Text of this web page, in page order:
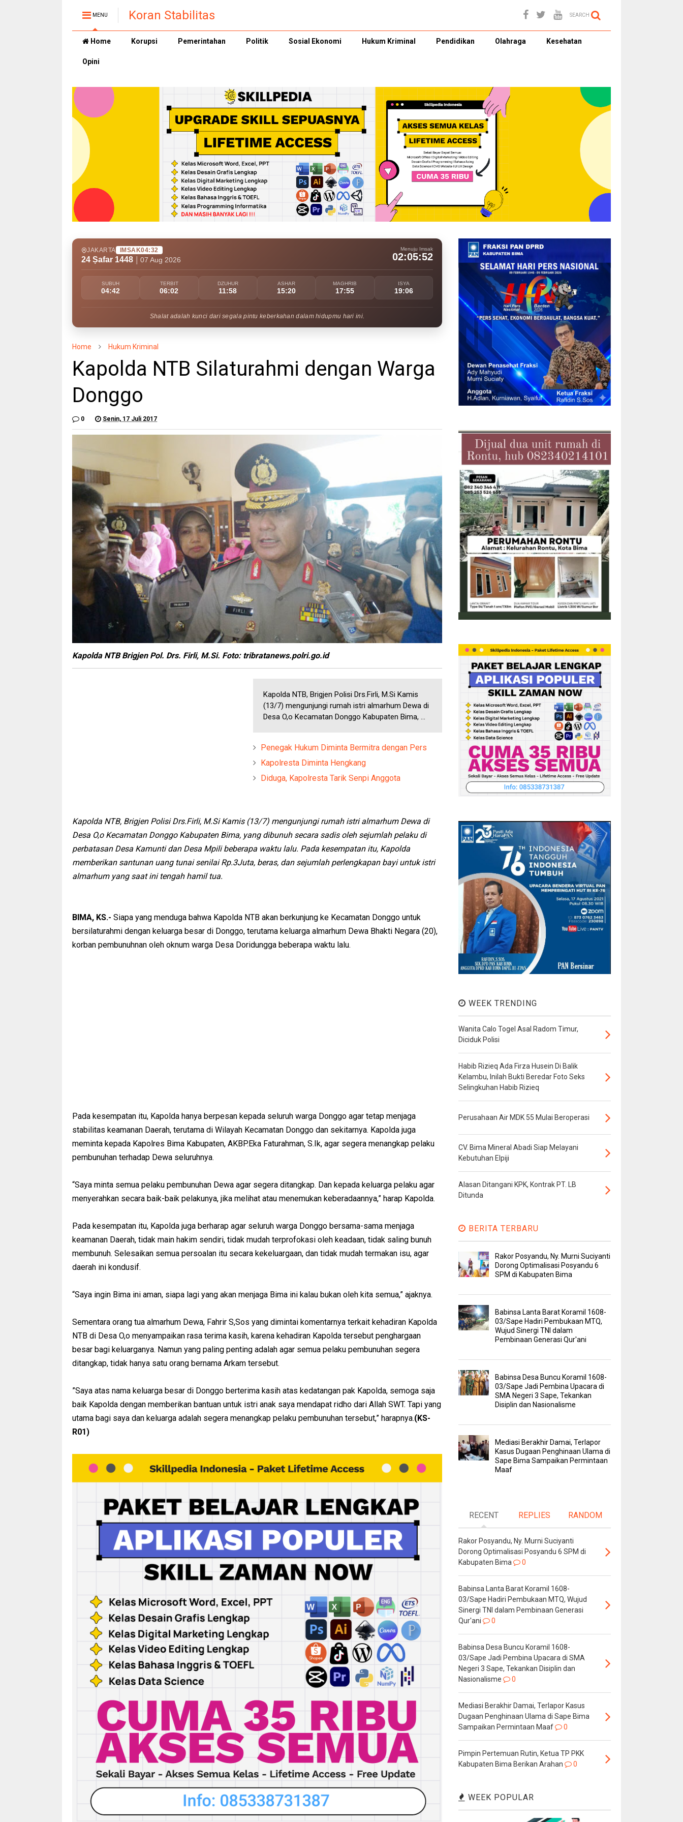
MENU Koran Stabilitas SEARCH
Home Korupsi Pemerintahan Politik Sosial Ekonomi Hukum Kriminal Pendidikan Olahraga Kesehatan
Opini
JAKARTA IMSAK04:32
24 Ṣafar 1448 07 Aug 2026
Menuju Imsak
02:05:51
SUBUH
04:42
TERBIT
06:02
DZUHUR
11:58
ASHAR
15:20
MAGHRIB
17:55
ISYA
19:06
Shalat adalah kunci dari segala pintu keberkahan dalam hidupmu hari ini.
Home Hukum Kriminal
Kapolda NTB Silaturahmi dengan Warga
Donggo
0 Senin, 17 Juli 2017
Kapolda NTB Brigjen Pol. Drs. Firli, M.Si. Foto: tribratanews.polri.go.id
Kapolda NTB, Brigjen Polisi Drs.Firli, M.Si Kamis
(13/7) mengunjungi rumah istri almarhum Dewa di
Desa O,o Kecamatan Donggo Kabupaten Bima, ...
Penegak Hukum Diminta Bermitra dengan Pers
Kapolresta Diminta Hengkang
Diduga, Kapolresta Tarik Senpi Anggota
Kapolda NTB, Brigjen Polisi Drs.Firli, M.Si Kamis (13/7) mengunjungi rumah istri almarhum Dewa di
Desa O,o Kecamatan Donggo Kabupaten Bima, yang dibunuh secara sadis oleh sejumlah pelaku di
perbatasan Desa Kamunti dan Desa Mpili beberapa waktu lalu. Pada kesempatan itu, Kapolda
memberikan santunan uang tunai senilai Rp.3Juta, beras, dan sejumlah perlengkapan bayi untuk istri
almarhum yang saat ini tengah hamil tua.
BIMA, KS.- Siapa yang menduga bahwa Kapolda NTB akan berkunjung ke Kecamatan Donggo untuk
bersilaturahmi dengan keluarga besar di Donggo, terutama keluarga almarhum Dewa Bhakti Negara (20),
korban pembunuhnan oleh oknum warga Desa Doridungga beberapa waktu lalu.
Pada kesempatan itu, Kapolda hanya berpesan kepada seluruh warga Donggo agar tetap menjaga
stabilitas keamanan Daerah, terutama di Wilayah Kecamatan Donggo dan sekitarnya. Kapolda juga
meminta kepada Kapolres Bima Kabupaten, AKBP.Eka Faturahman, S.Ik, agar segera menangkap pelaku
pembunuhan terhadap Dewa seluruhnya.
“Saya minta semua pelaku pembunuhan Dewa agar segera ditangkap. Dan kepada keluarga pelaku agar
menyerahkan secara baik-baik pelakunya, jika melihat atau menemukan keberadaannya,” harap Kapolda.
Pada kesempatan itu, Kapolda juga berharap agar seluruh warga Donggo bersama-sama menjaga
keamanan Daerah, tidak main hakim sendiri, tidak mudah terprofokasi oleh keadaan, tidak saling bunuh
membunuh. Selesaikan semua persoalan itu secara kekeluargaan, dan tidak mudah termakan isu, agar
daerah ini kondusif.
“Saya ingin Bima ini aman, siapa lagi yang akan menjaga Bima ini kalau bukan oleh kita semua,” ajaknya.
Sementara orang tua almarhum Dewa, Fahrir S,Sos yang dimintai komentarnya terkait kehadiran Kapolda
NTB di Desa O,o menyampaikan rasa terima kasih, karena kehadiran Kapolda tersebut penghargaan
besar bagi keluarganya. Namun yang paling penting adalah agar semua pelaku pembunuhan segera
ditangkap, tidak hanya satu orang bernama Arkam tersebut.
”Saya atas nama keluarga besar di Donggo berterima kasih atas kedatangan pak Kapolda, semoga saja
baik Kapolda dengan memberikan bantuan untuk istri anak saya mendapat ridho dari Allah SWT. Tapi yang
utama bagi saya dan keluarga adalah segera menangkap pelaku pembunuhan tersebut,” harapnya.(KS-
R01)
WEEK TRENDING
Wanita Calo Togel Asal Radom Timur,
Diciduk Polisi
Habib Rizieq Ada Firza Husein Di Balik
Kelambu, Inilah Bukti Beredar Foto Seks
Selingkuhan Habib Rizieq
Perusahaan Air MDK 55 Mulai Beroperasi
CV. Bima Mineral Abadi Siap Melayani
Kebutuhan Elpiji
Alasan Ditangani KPK, Kontrak PT. LB
Ditunda
BERITA TERBARU
Rakor Posyandu, Ny. Murni Suciyanti
Dorong Optimalisasi Posyandu 6
SPM di Kabupaten Bima
Babinsa Lanta Barat Koramil 1608-
03/Sape Hadiri Pembukaan MTQ,
Wujud Sinergi TNI dalam
Pembinaan Generasi Qur'ani
Babinsa Desa Buncu Koramil 1608-
03/Sape Jadi Pembina Upacara di
SMA Negeri 3 Sape, Tekankan
Disiplin dan Nasionalisme
Mediasi Berakhir Damai, Terlapor
Kasus Dugaan Penghinaan Ulama di
Sape Bima Sampaikan Permintaan
Maaf
RECENT REPLIES RANDOM
Rakor Posyandu, Ny. Murni Suciyanti
Dorong Optimalisasi Posyandu 6 SPM di
Kabupaten Bima
0
Babinsa Lanta Barat Koramil 1608-
03/Sape Hadiri Pembukaan MTQ, Wujud
Sinergi TNI dalam Pembinaan Generasi
Qur'ani
0
Babinsa Desa Buncu Koramil 1608-
03/Sape Jadi Pembina Upacara di SMA
Negeri 3 Sape, Tekankan Disiplin dan
Nasionalisme
0
Mediasi Berakhir Damai, Terlapor Kasus
Dugaan Penghinaan Ulama di Sape Bima
Sampaikan Permintaan Maaf
0
Pimpin Pertemuan Rutin, Ketua TP PKK
Kabupaten Bima Berikan Arahan
0
WEEK POPULAR